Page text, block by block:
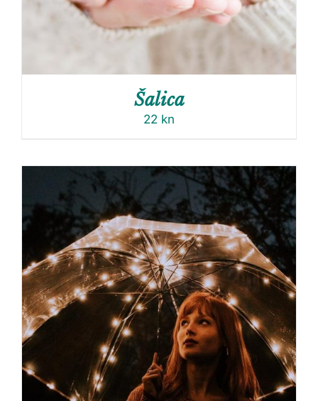
Šalica
22 kn